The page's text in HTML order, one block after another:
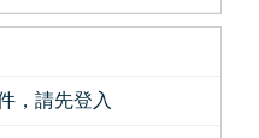
，請先登入